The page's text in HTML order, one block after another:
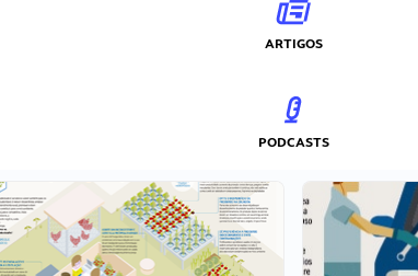
ARTIGOS
PODCASTS